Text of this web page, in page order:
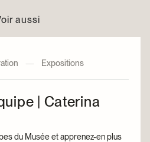
aussi
— Expositions
| Caterina
du Musée et apprenez-en plus